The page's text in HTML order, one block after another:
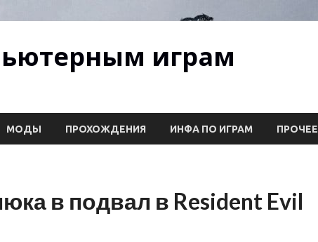
играм
МОДЫ ПРОХОЖДЕНИЯ ИНФА ПО ИГРАМ ПРОЧЕЕ
в подвал в Resident Evil